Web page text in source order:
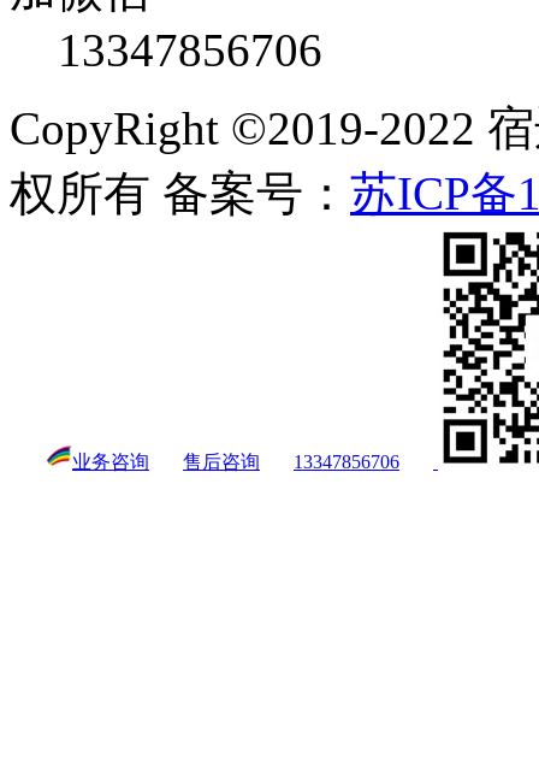
13347856706
CopyRight ©2019-2022
权所有 备案号： 苏ICP备
业务咨询 售后咨询 13347856706